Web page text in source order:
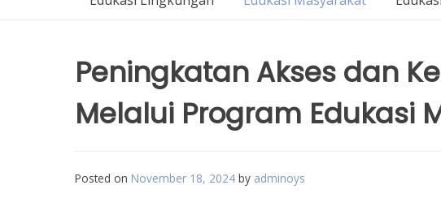
Peningkatan Akses dan
Melalui Program Edukasi
Posted on November 18, 2024 by adminoys